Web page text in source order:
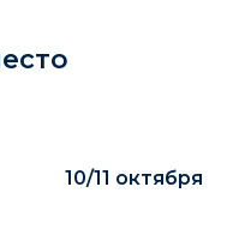
10/11 октября